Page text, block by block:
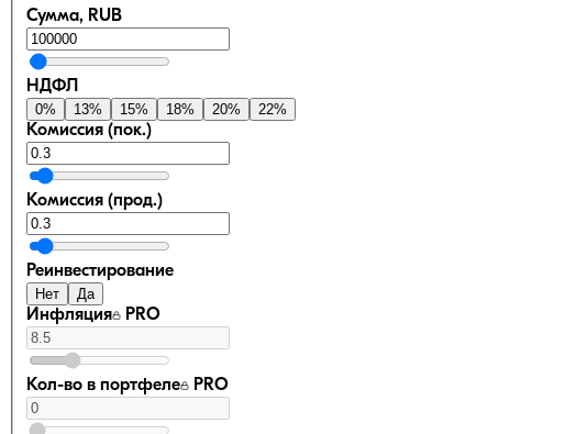
Сумма, RUB
НДФЛ
0% 13% 15% 18% 20% 22%
Комиссия (пок.)
Комиссия (прод.)
Реинвестирование
Нет Да
Инфляция PRO
Кол-во в портфеле PRO